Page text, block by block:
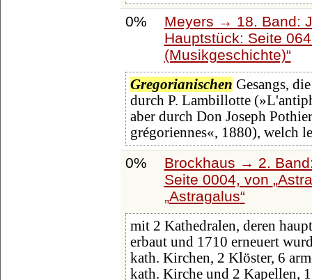
0%
Meyers → 18. Band:
Hauptstück: Seite
(Musikgeschichte)
Gregorianischen Gesangs,
durch P. Lambillotte
aber durch Don Joseph
grégoriennes«, 1880), welch
0%
Brockhaus → 2.
Seite 0004, von
Astragalus
mit 2 Kathedralen, deren
erbaut und 1710 erneuert
kath. Kirchen, 2 Klöster, 6
kath. Kirche und 2 Kapellen,